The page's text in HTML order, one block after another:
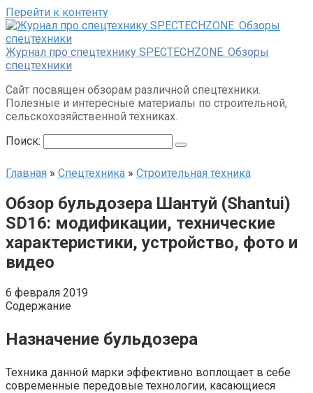
Перейти к контенту
Журнал про спецтехнику SPECTECHZONE. Обзоры
спецтехники
Сайт посвящен обзорам различной спецтехники.
Полезные и интересные материалы по строительной,
сельскохозяйственной техниках.
Поиск:
Главная » Спецтехника » Строительная техника
Обзор бульдозера Шантуй (Shantui)
SD16: модификации, технические
характеристики, устройство, фото и
видео
6 февраля 2019
Содержание
Назначение бульдозера
Техника данной марки эффективно воплощает в себе
современные передовые технологии, касающиеся